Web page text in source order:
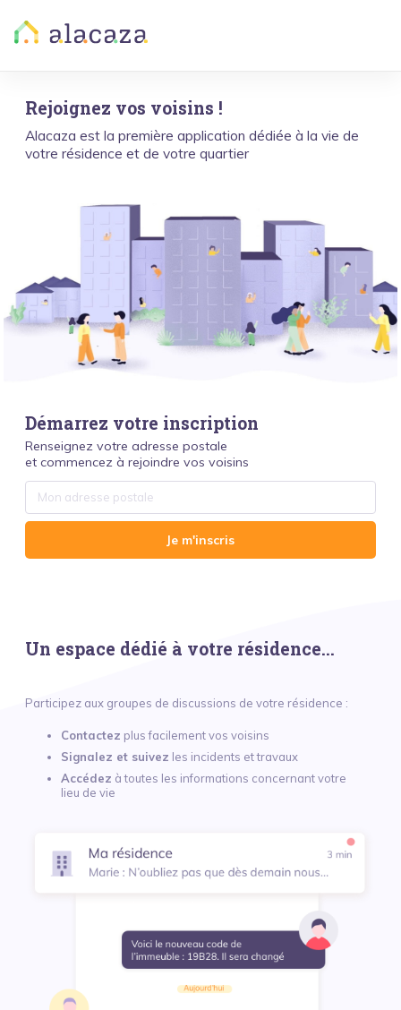
Rejoignez vos voisins !
Alacaza est la première application dédiée à la vie de
votre résidence et de votre quartier
Démarrez votre inscription
Renseignez votre adresse postale
et commencez à rejoindre vos voisins
Je m'inscris
Un espace dédié à votre résidence...
Participez aux groupes de discussions de votre résidence :
Contactez plus facilement vos voisins
Signalez et suivez les incidents et travaux
Accédez à toutes les informations concernant votre
lieu de vie